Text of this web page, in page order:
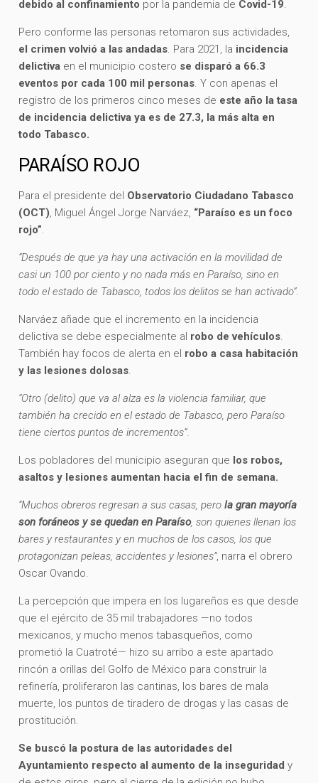
debido al confinamiento por la pandemia de Covid-19.
Pero conforme las personas retomaron sus actividades,
el crimen volvió a las andadas. Para 2021, la incidencia
delictiva en el municipio costero se disparó a 66.3
eventos por cada 100 mil personas. Y con apenas el
registro de los primeros cinco meses de este año la tasa
de incidencia delictiva ya es de 27.3, la más alta en
todo Tabasco.
PARAÍSO ROJO
Para el presidente del Observatorio Ciudadano Tabasco
(OCT), Miguel Ángel Jorge Narváez, “Paraíso es un foco
rojo”.
“Después de que ya hay una activación en la movilidad de
casi un 100 por ciento y no nada más en Paraíso, sino en
todo el estado de Tabasco, todos los delitos se han activado”.
Narváez añade que el incremento en la incidencia
delictiva se debe especialmente al robo de vehículos.
También hay focos de alerta en el robo a casa habitación
y las lesiones dolosas.
“Otro (delito) que va al alza es la violencia familiar, que
también ha crecido en el estado de Tabasco, pero Paraíso
tiene ciertos puntos de incrementos”.
Los pobladores del municipio aseguran que los robos,
asaltos y lesiones aumentan hacia el fin de semana.
“Muchos obreros regresan a sus casas, pero la gran mayoría
son foráneos y se quedan en Paraíso, son quienes llenan los
bares y restaurantes y en muchos de los casos, los que
protagonizan peleas, accidentes y lesiones”, narra el obrero
Oscar Ovando.
La percepción que impera en los lugareños es que desde
que el ejército de 35 mil trabajadores —no todos
mexicanos, y mucho menos tabasqueños, como
prometió la Cuatroté— hizo su arribo a este apartado
rincón a orillas del Golfo de México para construir la
refinería, proliferaron las cantinas, los bares de mala
muerte, los puntos de tiradero de drogas y las casas de
prostitución.
Se buscó la postura de las autoridades del
Ayuntamiento respecto al aumento de la inseguridad y